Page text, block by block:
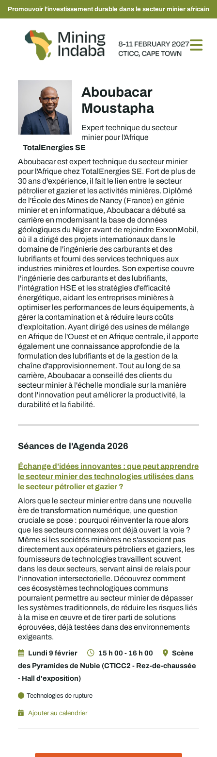
Promouvoir l'investissement durable dans le secteur minier africain
Aboubacar
Moustapha
Expert technique du secteur
minier pour l'Afrique
TotalEnergies SE
Aboubacar est expert technique du secteur minier
pour l'Afrique chez TotalEnergies SE. Fort de plus de
30 ans d'expérience, il fait le lien entre le secteur
pétrolier et gazier et les activités minières. Diplômé
de l'École des Mines de Nancy (France) en génie
minier et en informatique, Aboubacar a débuté sa
carrière en modernisant la base de données
géologiques du Niger avant de rejoindre ExxonMobil,
où il a dirigé des projets internationaux dans le
domaine de l'ingénierie des carburants et des
lubrifiants et fourni des services techniques aux
industries minières et lourdes. Son expertise couvre
l'ingénierie des carburants et des lubrifiants,
l'intégration HSE et les stratégies d'efficacité
énergétique, aidant les entreprises minières à
optimiser les performances de leurs équipements, à
gérer la contamination et à réduire leurs coûts
d'exploitation. Ayant dirigé des usines de mélange
en Afrique de l'Ouest et en Afrique centrale, il apporte
également une connaissance approfondie de la
formulation des lubrifiants et de la gestion de la
chaîne d'approvisionnement. Tout au long de sa
carrière, Aboubacar a conseillé des clients du
secteur minier à l'échelle mondiale sur la manière
dont l'innovation peut améliorer la productivité, la
durabilité et la fiabilité.
Séances de l'Agenda 2026
Échange d'idées innovantes : que peut apprendre
le secteur minier des technologies utilisées dans
le secteur pétrolier et gazier ?
Alors que le secteur minier entre dans une nouvelle
ère de transformation numérique, une question
cruciale se pose : pourquoi réinventer la roue alors
que les secteurs connexes ont déjà ouvert la voie ?
Même si les sociétés minières ne s'associent pas
directement aux opérateurs pétroliers et gaziers, les
fournisseurs de technologies travaillent souvent
dans les deux secteurs, servant ainsi de relais pour
l'innovation intersectorielle. Découvrez comment
ces écosystèmes technologiques communs
pourraient permettre au secteur minier de dépasser
les systèmes traditionnels, de réduire les risques liés
à la mise en œuvre et de tirer parti de solutions
éprouvées, déjà testées dans des environnements
exigeants.
Lundi 9 février 15 h 00 - 16 h 00
Scène
des Pyramides de Nubie (CTICC2 - Rez-de-chaussée
- Hall d'exposition)
Technologies de rupture
Ajouter au calendrier